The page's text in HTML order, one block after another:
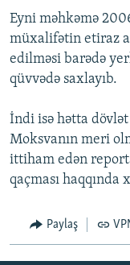
BIZIMLƏ ƏLAQƏ
XƏBƏR
RFE/RL-in bütün
Eyni məhkəmə
müxalifətin etiraz
edilməsi barədə
qüvvədə saxlayıb.
İndi isə hətta
Moksvanın meri
ittiham edən
qaçması haqqında
Paylaş